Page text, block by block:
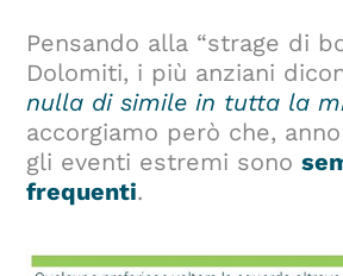
Pensando alla “strage di
Dolomiti, i più anziani
nulla di simile in tutta la
accorgiamo però che,
gli eventi estremi sono
frequenti.